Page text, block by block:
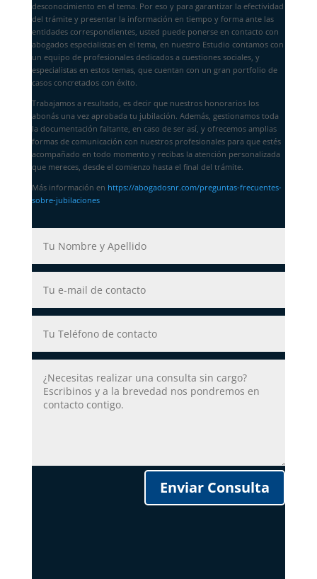
desconocimiento en el tema. Por eso y para garantizar la efectividad
del trámite y presentar la información en tiempo y forma ante las
entidades correspondientes, usted puede ponerse en contacto con
abogados especialistas en el tema, en nuestro Estudio contamos con
un equipo de profesionales dedicados a cuestiones sociales, y
especialistas en estos temas, que cuentan con un gran portfolio de
casos concretados con éxito.
Trabajamos a resultado, es decir que nuestros honorarios los
abonás una vez aprobada tu jubilación. Además, gestionamos toda
la documentación faltante, en caso de ser así, y ofrecemos amplias
formas de comunicación con nuestros profesionales para que estés
acompañado en todo momento y recibas la atención personalizada
que mereces, desde el comienzo hasta el final del trámite.
Más información en https://abogadosnr.com/preguntas-frecuentes-
sobre-jubilaciones
Enviar Consulta